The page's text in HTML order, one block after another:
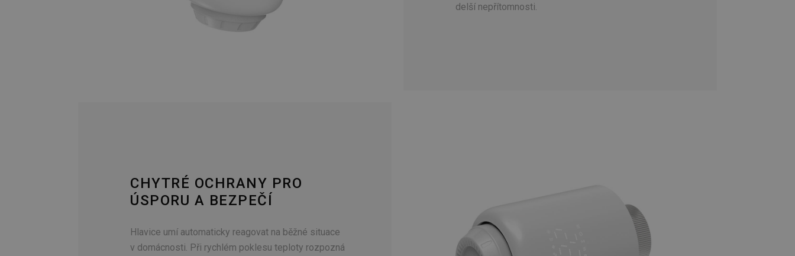
delší nepřítomnosti.
CHYTRÉ OCHRANY PRO
ÚSPORU A BEZPEČÍ
Hlavice umí automaticky reagovat na běžné situace
v domácnosti. Při rychlém poklesu teploty rozpozná